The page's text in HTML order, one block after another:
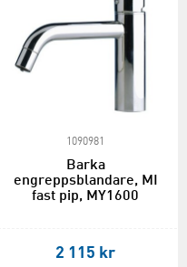
1090981
Barka
engreppsblandare, MI
fast pip, MY1600
2 115 kr